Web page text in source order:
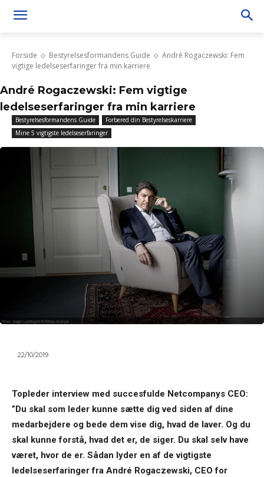
Forside Bestyrelsesformandens Guide
André Rogaczewski: Fem
vigtige ledelseserfaringer fra min karriere
André Rogaczewski: Fem vigtige
ledelseserfaringer fra min karriere
Bestyrelsesformandens Guide
Forbered din Bestyrelseskarriere
Mine 5 vigtigste ledelseserfaringer
22/10/2019
Topleder interview med succesfulde Netcompanys CEO:
”Du skal som leder kunne sætte dig ved siden af dine
medarbejdere og bede dem vise dig, hvad de laver. Og du
skal kunne forstå, hvad det er, de siger. Du skal selv have
været, hvor de er. Sådan lyder en af de vigtigste
ledelseserfaringer fra André Rogaczewski, CEO for